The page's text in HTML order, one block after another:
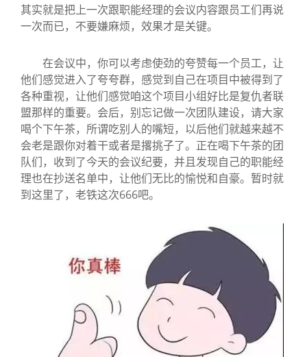
其实就是把上一次跟职能经理的会议内容跟员工们再说
一次而已，不要嫌麻烦，效果才是关键。
在会议中，你可以考虑使劲的夸赞每一个员工，让
他们感觉进入了夸夸群，感觉到自己在项目中被得到了
各种重视，让他们感觉咱这个项目小组好比是复仇者联
盟那样的重要。会后，别忘记做一次团队建设，请大家
喝个下午茶，所谓吃别人的嘴短，以后他们就越来越不
会老是跟你对着干或者是撂挑子了。正在喝下午茶的团
队们，收到了今天的会议纪要，并且发现自己的职能经
理也在抄送名单中，让他们无比的愉悦和自豪。暂时就
到这里了，老铁这次666吧。